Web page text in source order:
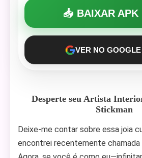
📥 BAIXAR APK
VER NO
Desperte seu Artista
Stickman
Deixe-me contar sobre essa joia
encontrei recentemente chamada